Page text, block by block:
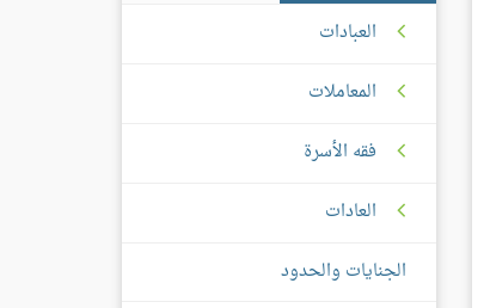
العبادات
المعاملات
فقه الأسرة
العادات
الجنايات والحدود